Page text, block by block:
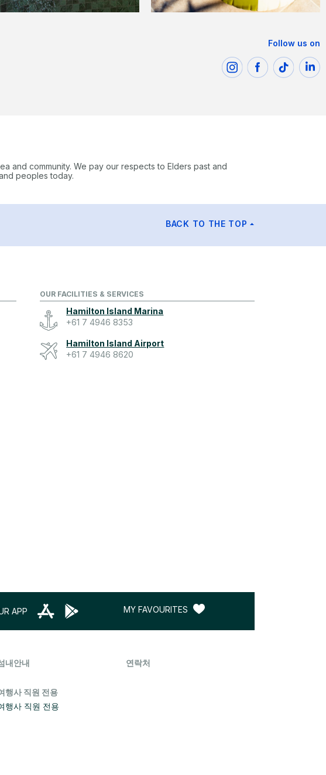
Follow us on
and community. We pay our respects to Elders past and
peoples today.
BACK TO THE TOP
OUR FACILITIES & SERVICES
Hamilton Island Marina
+61 7 4946 8353
Hamilton Island Airport
+61 7 4946 8620
APP MY FAVOURITES
내안내
행사 직원 전용
행사 직원 전용
연락처